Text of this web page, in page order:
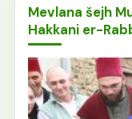
Mevlana šejh
Hakkani er-